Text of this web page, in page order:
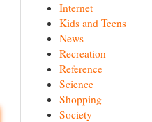
Internet
Kids and Teens
News
Recreation
Reference
Science
Shopping
Society